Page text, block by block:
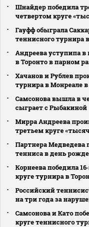
Шнайдер победила
четвертом круге
Гауфф обыграла
теннисного турнира
Андреева уступипа в
в Торонто в парном
Хачанов и Рублев
турнира в Монреале
Самсонова вышла в
сыграет с Рыбакиной
Мирра Андреева
третьем круге
Партнера Медведева
тенниса в день
Корнеева победила
круге турнира в
Российский
на три года за
Самсонова и Като
круге теннисного